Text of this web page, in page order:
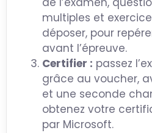
multiples et
déposer, pour
avant l’épreuve.
Certifier : passez
grâce au voucher,
et une seconde
obtenez votre
par Microsoft.